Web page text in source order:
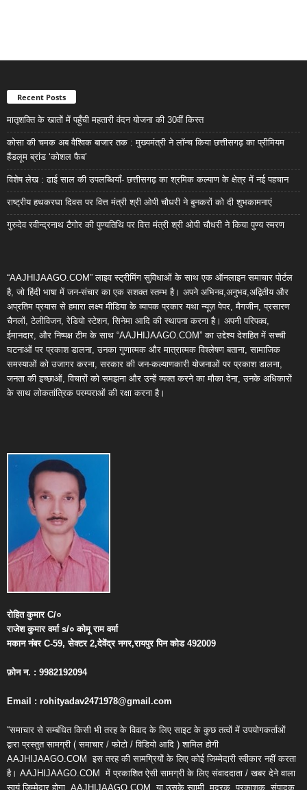
Recent Posts
मातृशक्ति के खातों में पहुँची महतारी वंदन योजना की 30वीं किस्त
कोसा की चमक अब वैश्विक बाजार तक : मुख्यमंत्री ने लॉन्च किया छत्तीसगढ़ का प्रीमियम
हैंडलूम ब्रांड ‘कोशल फैब’
विशेष लेख : ढाई साल की उपलब्धियाँ- छत्तीसगढ़ का श्रमिक कल्याण के क्षेत्र में नई पहचान
राष्ट्रीय हथकरघा दिवस पर वित्त मंत्री श्री ओपी चौधरी ने बुनकरों को दी शुभकामनाएं
गुरुदेव रवीन्द्रनाथ टैगोर की पुण्यतिथि पर वित्त मंत्री श्री ओपी चौधरी ने किया पुण्य स्मरण
“AAJHIJAAGO.COM” लाइव स्ट्रीमिंग सुविधाओं के साथ एक ऑनलाइन समाचार पोर्टल
है, जो हिंदी भाषा में जन-संचार का एक सशक्त स्तम्भ है। अपने अभिनव,अनुभव,अद्वितीय और
अप्रतिम प्रयास से हमारा लक्ष्य मीडिया के व्यापक प्रकार यथा न्यूज़ पेपर, मैगजीन, प्रसारण
चैनलों, टेलीविजन, रेडियो स्टेशन, सिनेमा आदि की स्थापना करना है। अपनी परिपक्व,
ईमानदार, और निष्पक्ष टीम के साथ “AAJHIJAAGO.COM” का उद्देश्य देशहित में सच्ची
घटनाओं पर प्रकाश डालना, उनका गुणात्मक और मात्रात्मक विश्लेषण बताना, सामाजिक
समस्याओं को उजागर करना, सरकार की जन-कल्याणकारी योजनाओं पर प्रकाश डालना,
जनता की इच्छाओं, विचारों को समझना और उन्हें व्यक्त करने का मौका देना, उनके अधिकारों
के साथ लोकतांत्रिक परम्पराओं की रक्षा करना है।
रोहित कुमारC/०
राजेश कुमार वर्माs/० कोमू राम वर्मा
मकान नंबरC-59,सेक्टर2,देवेंद्र नगर,रायपुर पिन कोड492009
फ़ोन न. : 9982192094
Email : rohityadav2471978@gmail.com
“समाचार से सम्बंधित किसी भी तरह के विवाद के लिए साइट के कुछ तत्वों में उपयोगकर्ताओं
द्वारा प्रस्तुत सामग्री ( समाचार / फोटो / विडियो आदि ) शामिल होगी
AAJHIJAAGO.COM इस तरह की सामग्रियों के लिए कोई जिम्मेदारी स्वीकार नहीं करता
है। AAJHIJAAGO.COM में प्रकाशित ऐसी सामग्री के लिए संवाददाता / खबर देने वाला
स्वयं जिम्मेदार होगा, AAJHIJAAGO.COM या उसके स्वामी, मुद्रक, प्रकाशक, संपादक